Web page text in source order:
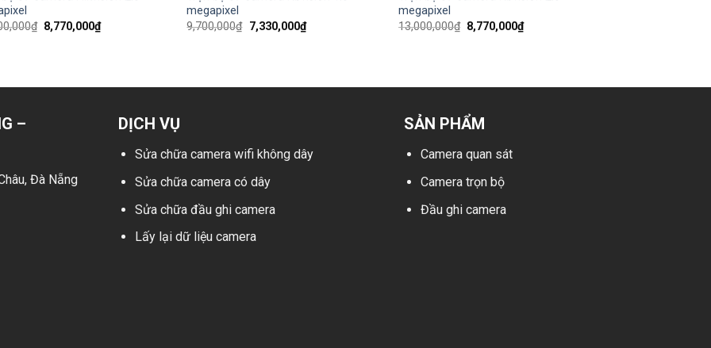
₫ Giá
gốc
8,770,000₫Giá
hiện
megapixel
9,700,000₫ Giá
gốc
7,330,000₫Giá
hiện
megapixel
13,000,000₫ Giá
gốc
8,770,000₫Giá
hiện
–
, Đà Nẵng
DỊCH VỤ
Sửa chữa camera wifi không dây
Sửa chữa camera có dây
Sửa chữa đầu ghi camera
Lấy lại dữ liệu camera
SẢN PHẨM
Camera quan sát
Camera trọn bộ
Đầu ghi camera